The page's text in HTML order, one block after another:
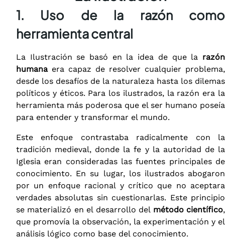
1. Uso de la razón como
herramienta central
La Ilustración se basó en la idea de que la razón
humanaera capaz de resolver cualquier problema,
desde los desafíos de la naturaleza hasta los dilemas
políticos y éticos. Para los ilustrados, la razón era la
herramienta más poderosa que el ser humano poseía
para entender y transformar el mundo.
Este enfoque contrastaba radicalmente con la
tradición medieval, donde la fe y la autoridad de la
Iglesia eran consideradas las fuentes principales de
conocimiento. En su lugar, los ilustrados abogaron
por un enfoque racional y crítico que no aceptara
verdades absolutas sin cuestionarlas. Este principio
se materializó en el desarrollo del método científico,
que promovía la observación, la experimentación y el
análisis lógico como base del conocimiento.